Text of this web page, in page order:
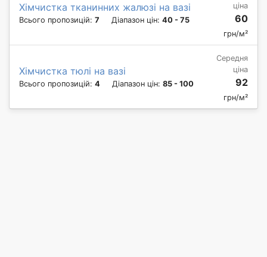
Хімчистка тканинних жалюзі на вазі
Всього пропозицій: 7 Діапазон цін: 40 - 75
ціна
60
грн/м²
Хімчистка тюлі на вазі
Всього пропозицій: 4 Діапазон цін: 85 - 100
Середня
ціна
92
грн/м²